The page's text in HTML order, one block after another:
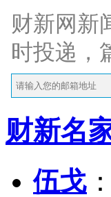
财新网新
时投递，
财新名
伍戈 ：